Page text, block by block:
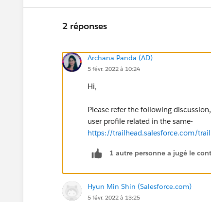
2 réponses
Archana Panda (AD)
5 févr. 2022 à 10:24
Hi,
Please refer the following
user profile related in the same-
https://trailhead.salesforce.com/
1 autre personne a jugé le
Hyun Min Shin (Salesforce.com)
5 févr. 2022 à 13:25